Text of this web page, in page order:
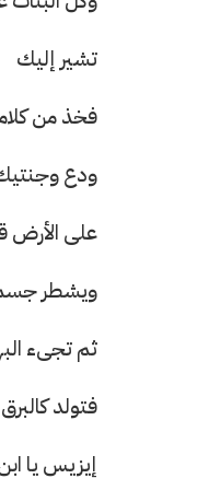
تشير إليك
فخذ من
ودع
على الأرض
ويشطر
ثم تجىء
فتولد
إيزيس يا